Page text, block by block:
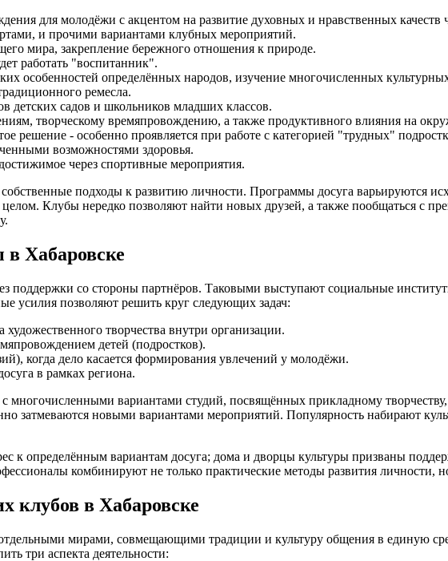
для молодёжи с акцентом на развитие духовных и нравственных
и прочими вариантами клубных мероприятий.
мира, закрепление бережного отношения к природе.
работать "воспитанник".
особенностей определённых народов, изучение многочисленных
ремесла.
детских садов и школьников младших классов.
творческому времяпровождению, а также продуктивного влияния на
решение - особенно проявляется при работе с категорией "трудных"
возможностями здоровья.
через спортивные мероприятия.
подходы к развитию личности. Программы досуга варьируются
Клубы нередко позволяют найти новых друзей, а также пообщаться с
Хабаровске
поддержки со стороны партнёров. Таковыми выступают социальные
усилия позволяют решить круг следующих задач:
творчества внутри организации.
детей (подростков).
когда дело касается формирования увлечений у молодёжи.
в рамках региона.
вариантами студий, посвящённых прикладному
затмеваются новыми вариантами мероприятий. Популярность набирают
к определённым вариантам досуга; дома и дворцы культуры призваны
комбинируют не только практические методы развития личности,
клубов в Хабаровске
мирами, совмещающими традиции и культуру общения в единую
три аспекта деятельности: